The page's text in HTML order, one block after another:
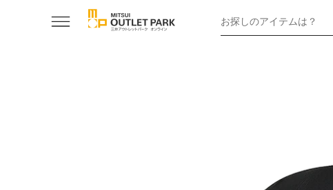
お探しのアイテムは？